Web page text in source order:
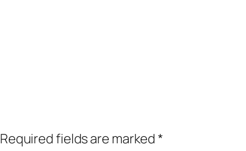
Required fields are marked*